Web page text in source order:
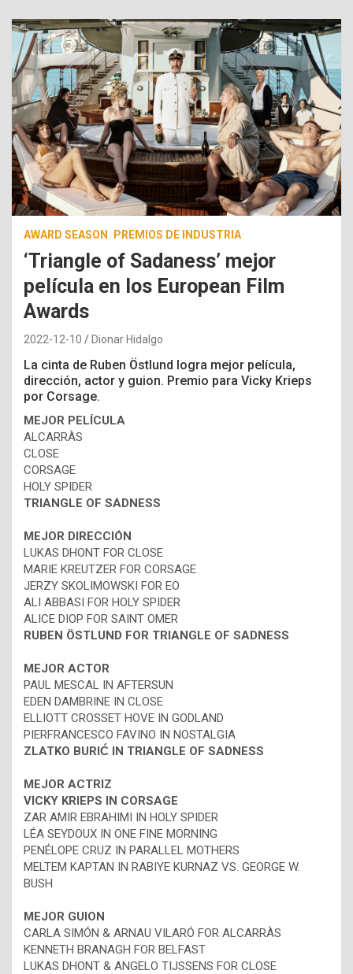
AWARD SEASON PREMIOS DE INDUSTRIA
‘Triangle of Sadaness’ mejor
película en los European Film
Awards
2022-12-10 Dionar Hidalgo
La cinta de Ruben Östlund logra mejor película,
dirección, actor y guion. Premio para Vicky Krieps
por Corsage.
MEJOR PELÍCULA
ALCARRÀS
CLOSE
CORSAGE
HOLY SPIDER
TRIANGLE OF SADNESS
MEJOR DIRECCIÓN
LUKAS DHONT FOR CLOSE
MARIE KREUTZER FOR CORSAGE
JERZY SKOLIMOWSKI FOR EO
ALI ABBASI FOR HOLY SPIDER
ALICE DIOP FOR SAINT OMER
RUBEN ÖSTLUND FOR TRIANGLE OF SADNESS
MEJOR ACTOR
PAUL MESCAL IN AFTERSUN
EDEN DAMBRINE IN CLOSE
ELLIOTT CROSSET HOVE IN GODLAND
PIERFRANCESCO FAVINO IN NOSTALGIA
ZLATKO BURIĆ IN TRIANGLE OF SADNESS
MEJOR ACTRIZ
VICKY KRIEPS IN CORSAGE
ZAR AMIR EBRAHIMI IN HOLY SPIDER
LÉA SEYDOUX IN ONE FINE MORNING
PENÉLOPE CRUZ IN PARALLEL MOTHERS
MELTEM KAPTAN IN RABIYE KURNAZ VS. GEORGE W.
BUSH
MEJOR GUION
CARLA SIMÓN & ARNAU VILARÓ FOR ALCARRÀS
KENNETH BRANAGH FOR BELFAST
LUKAS DHONT & ANGELO TIJSSENS FOR CLOSE